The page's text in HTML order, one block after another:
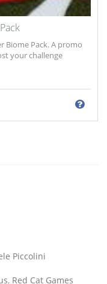
Biome Pack. A promo
your challenge
Piccolini
, Red Cat Games